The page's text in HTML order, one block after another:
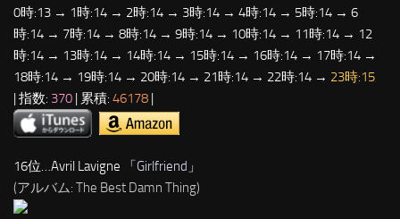
0時:13 → 1時:14 → 2時:14 → 3時:14 → 4時:14 → 5時:14 → 6
時:14 → 7時:14 → 8時:14 → 9時:14 → 10時:14 → 11時:14 → 12
時:14 → 13時:14 → 14時:14 → 15時:14 → 16時:14 → 17時:14 →
18時:14 → 19時:14 → 20時:14 → 21時:14 → 22時:14 → 23時:15
| 指数: 370 | 累積: 46178 |
16位…Avril Lavigne 「Girlfriend 」
(アルバム: The Best Damn Thing)